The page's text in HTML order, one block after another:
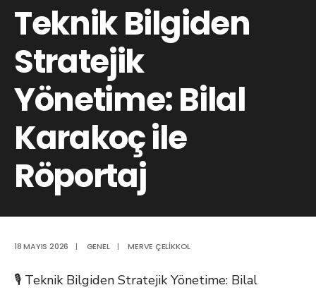
Teknik Bilgiden
Stratejik
Yönetime: Bilal
Karakoç ile
Röportaj
18 MAYIS 2026 | GENEL | MERVE ÇELIKKOL
🎙️ Teknik Bilgiden Stratejik Yönetime: Bilal